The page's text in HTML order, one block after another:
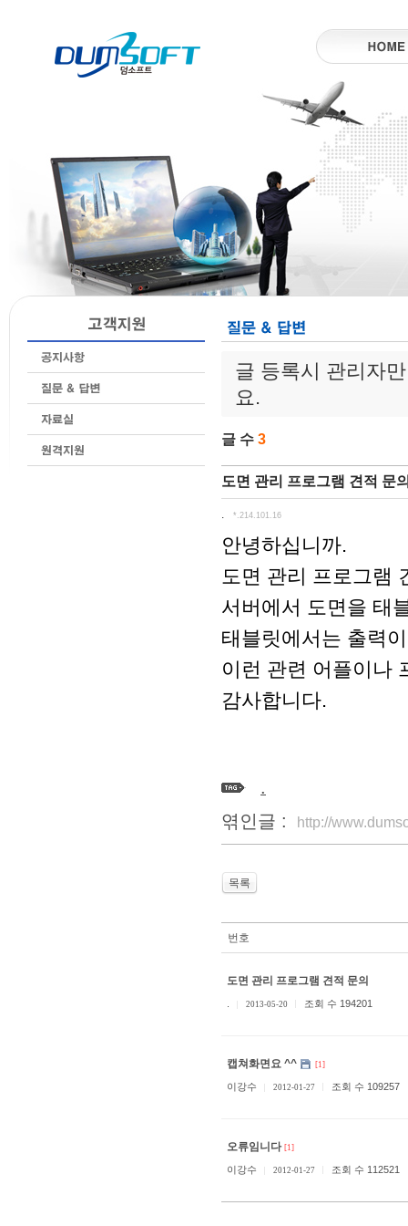
글 등록시 관리자
요.
글 수 3
도면 관리 프로그램 견적 문
. *.214.101.16
안녕하십니까.
도면 관리 프로그램
서버에서 도면을 태
태블릿에서는 출력
이런 관련 어플이나
감사합니다.
.
엮인글 :
http://
목록
번호
도면 관리 프로그램 견적 문의
2013-05-20 조회 수 194201
캡쳐화면요 ^^ [1]
이강수 2012-01-27 조회 수 109257
오류임니다 [1]
이강수 2012-01-27 조회 수 112521